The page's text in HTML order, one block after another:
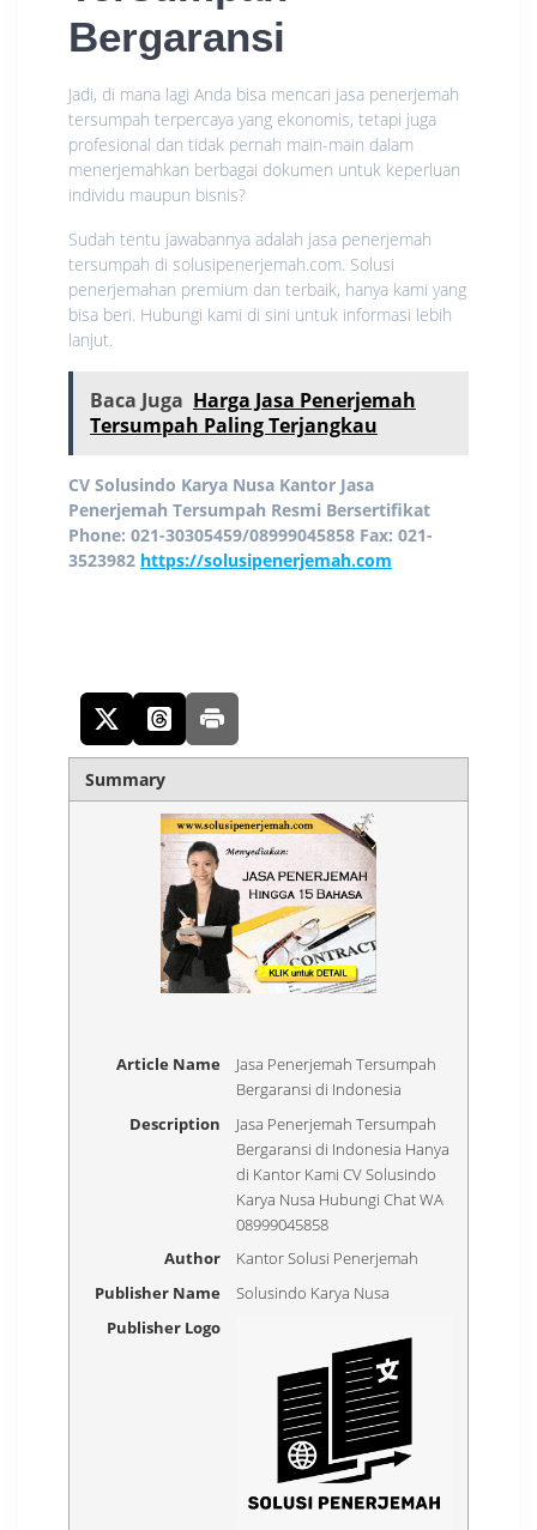
Bergaransi
Jadi, di mana lagi Anda bisa mencari jasa penerjemah
tersumpah terpercaya yang ekonomis, tetapi juga
profesional dan tidak pernah main-main dalam
menerjemahkan berbagai dokumen untuk keperluan
individu maupun bisnis?
Sudah tentu jawabannya adalah jasa penerjemah
tersumpah di solusipenerjemah.com. Solusi
penerjemahan premium dan terbaik, hanya kami yang
bisa beri. Hubungi kami di sini untuk informasi lebih
lanjut.
Baca Juga Harga Jasa Penerjemah
Tersumpah Paling Terjangkau
CV Solusindo Karya Nusa Kantor Jasa
Penerjemah Tersumpah Resmi Bersertifikat
Phone: 021-30305459/08999045858 Fax: 021-
3523982 https://solusipenerjemah.com
Summary
Article Name
Jasa Penerjemah Tersumpah
Bergaransi di Indonesia
Description
Jasa Penerjemah Tersumpah
Bergaransi di Indonesia Hanya
di Kantor Kami CV Solusindo
Karya Nusa Hubungi Chat WA
08999045858
Author
Kantor Solusi Penerjemah
Publisher Name
Solusindo Karya Nusa
Publisher Logo